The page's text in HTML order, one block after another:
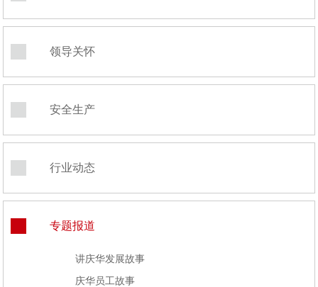
领导关怀
安全生产
行业动态
专题报道
讲庆华发展故事
庆华员工故事